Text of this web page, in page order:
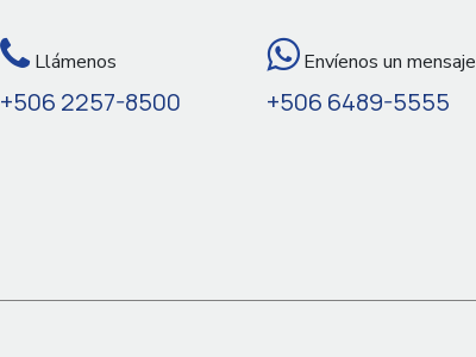
Llámenos
+506 2257-8500
Envíenos un mensaje
+506 6489-5555